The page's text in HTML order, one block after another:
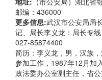
邮编：436000
更多信息:武汉市公安局局
记、局长李义龙：局长专
027-85874400
简历：李义龙，男，汉族
参加工作，1987年12月加
政法委办公室副主任，省